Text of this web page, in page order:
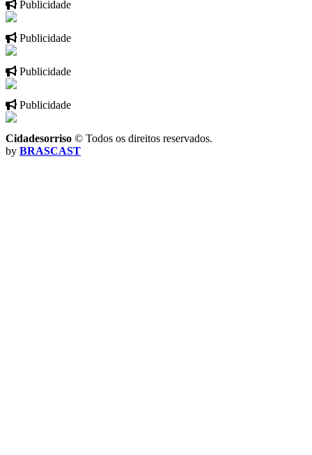
Publicidade
Publicidade
Publicidade
Publicidade
Cidadesorriso © Todos os direitos reservados.
by BRASCAST